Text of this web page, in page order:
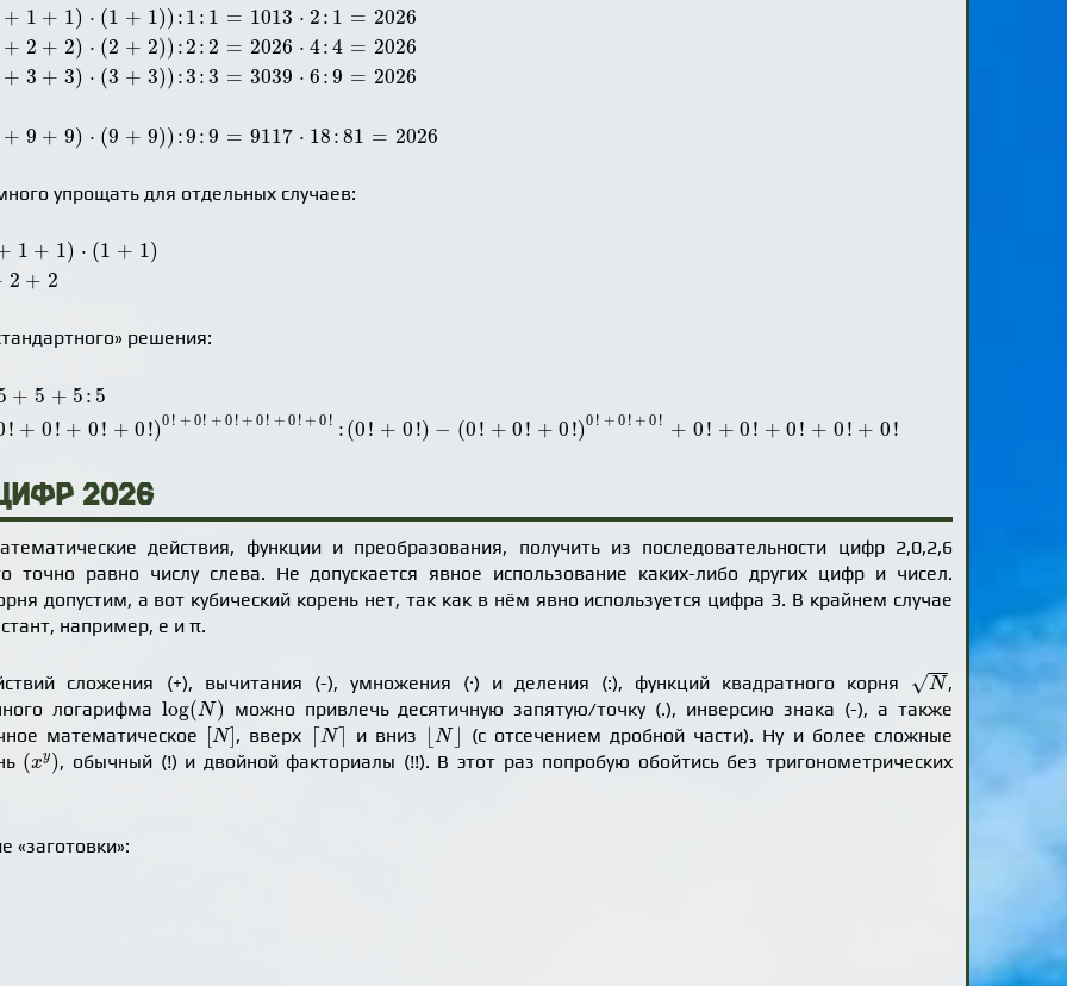
+ 1 + 1) ⋅ (1 + 1)):1: 1 = 1013 ⋅ 2: 1 = 2026
⋅( 1+ 1 ): 1 =1013⋅2 1 2026
+ 2 + 2) ⋅ (2 + 2)):2: 2 = 2026 ⋅ 4:4 = 2026
⋅( 2+ 2 ):2 =2026⋅4 4= 2026
+ 3 + 3) ⋅ (3 + 3)):3: 3 = 3039 ⋅ 6:9 = 2026
⋅( 3+ 3 ):3 =3039⋅6 9= 2026
+ 9 + 9) ⋅ (9 + 9)):9: 9 = 9117 ⋅ 18:81 = 2026
⋅( 9+ 9 ):9 =9117⋅18:81 2026
упрощать для отдельных случаев:
1 + 1) ⋅ (1 + 1)
⋅ 1+ 1
2 + 2
решения:
+ 5 + 5: 5
! + 0! + 0! + 0!)0 ! + 0! + 0 ! + 0 ! + 0 ! + 0 ! :(0! + 0!) − (0! + 0! + 0!)0 ! + 0 ! + 0 ! + 0! + 0! + 0! + 0! + 0!
0!+ 0 !:( 0 !+ 0 !)- 0!+ 0 !+
2026
действия, функции и преобразования, получить из последовательности цифр 2,0,2,6
точно равно числу слева. Не допускается явное использование каких-либо других цифр и чисел.
допустим, а вот кубический корень нет, так как в нём явно используется цифра 3. В крайнем случае
например, e и π.
сложения (+), вычитания (-), умножения (·) и деления (:), функций квадратного корня √N
N
,
логарифмаlog(N)
log( N)
можно привлечь десятичную запятую/точку (.), инверсию знака (-), а также
математическое [N]
[N], вверх ⌈N⌉
⌈N⌉ и вниз ⌊N⌋
⌊ N⌋
(с отсечением дробной части). Ну и более сложные
(xy)
(xy), обычный (!) и двойной факториалы (!!). В этот раз попробую обойтись без тригонометрических
«заготовки»: